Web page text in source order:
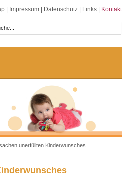
Impressum Datenschutz Links Kontakt
unerfüllten Kinderwunsches